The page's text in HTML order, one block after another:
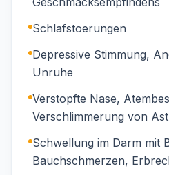
Schlafstoerungen
Depressive Stimmung,
Unruhe
Verstopfte Nase,
Verschlimmerung von
Schwellung im Darm mit
Bauchschmerzen,